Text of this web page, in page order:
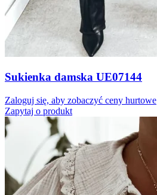
Sukienka damska UE07144
Zaloguj się, aby zobaczyć ceny hurtowe
Zapytaj o produkt